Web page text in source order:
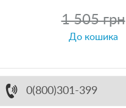
1 505 грн
До кошика
0(800)301-399